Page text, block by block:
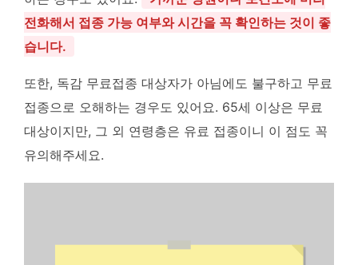
전화해서 접종 가능 여부와 시간을 꼭 확인하는 것이 좋
습니다.
또한, 독감 무료접종 대상자가 아님에도 불구하고 무료
접종으로 오해하는 경우도 있어요. 65세 이상은 무료
대상이지만, 그 외 연령층은 유료 접종이니 이 점도 꼭
유의해주세요.